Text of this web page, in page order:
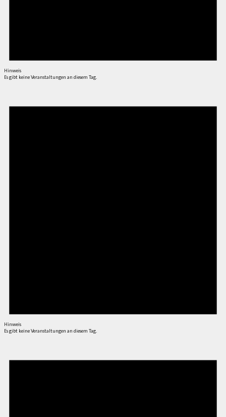
Hinweis
Es gibt keine Veranstaltungen an diesem Tag.
Hinweis
Es gibt keine Veranstaltungen an diesem Tag.